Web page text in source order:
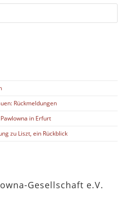
Rückmeldungen
in Erfurt
zu Liszt, ein Rückblick
Gesellschaft e.V.